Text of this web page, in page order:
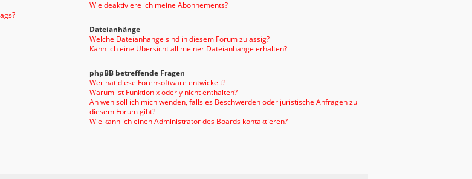
Wie deaktiviere ich meine Abonnements?
Dateianhänge
Welche Dateianhänge sind in diesem Forum zulässig?
Kann ich eine Übersicht all meiner Dateianhänge erhalten?
phpBB betreffende Fragen
Wer hat diese Forensoftware entwickelt?
Warum ist Funktion x oder y nicht enthalten?
An wen soll ich mich wenden, falls es Beschwerden oder juristische Anfragen zu
diesem Forum gibt?
Wie kann ich einen Administrator des Boards kontaktieren?